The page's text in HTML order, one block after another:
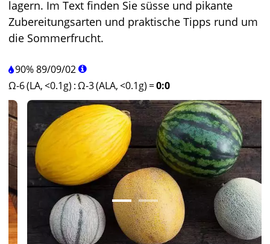
lagern. Im Text finden Sie süsse und pikante
Zubereitungsarten und praktische Tipps rund um
die Sommerfrucht.
90%89/09/02
Ω-6 (LA, <0.1g) :Ω-3 (ALA, <0.1g) =0:0